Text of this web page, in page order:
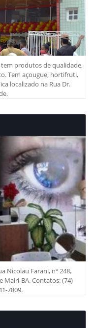
tem produtos de qualidade,
Tem açougue, hortifruti,
localizado na Rua Dr.
Nicolau Farani, nº 248,
Mairi-BA. Contatos: (74)
7809.